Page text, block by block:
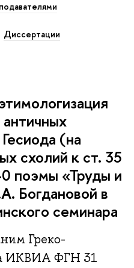
Диссертации
(на
схолий к ст. 35
поэмы «Труды и
Богдановой в
семинара
Греко-
ИКВИА ФГН 31